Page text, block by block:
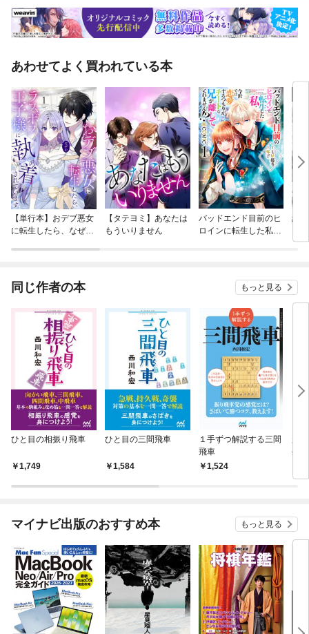
あわせてよく買われている本
【単行本】おデブ悪女
に転生したら、なぜか
【タテヨミ】あなたは
もういりません
バッドエンド目前のヒ
ロインに転生した私、
結
同じ作者の本 もっと見る
ひと目の相振り飛車
1,749
ひと目の三間飛車
1,584
１手ずつ解説する三間
飛車
1,524
生
マイナビ出版のおすすめ本 もっと見る